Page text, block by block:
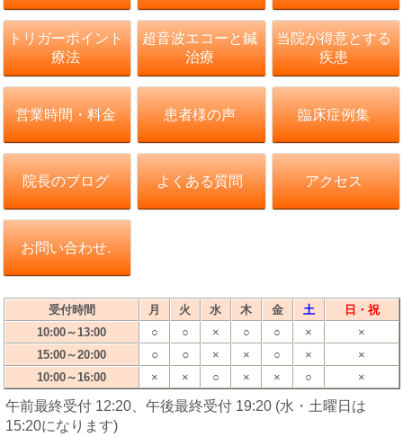
トリガーポイント
療法
超音波エコーと鍼
治療
当院が得意とする
疾患
営業時間・料金 患者様の声 臨床症例集
院長のブログ よくある質問 アクセス
お問い合わせ.
受付時間 月 火 水 木 金 土
日・祝
10:00～13:00
○ ○ × ○ ○ ×
×
15:00～20:00
○ ○ × × ○ ×
×
10:00～16:00
× × ○ × × ○ ×
午前最終受付 12:20、午後最終受付 19:20 (水・土曜日は
15:20になります)